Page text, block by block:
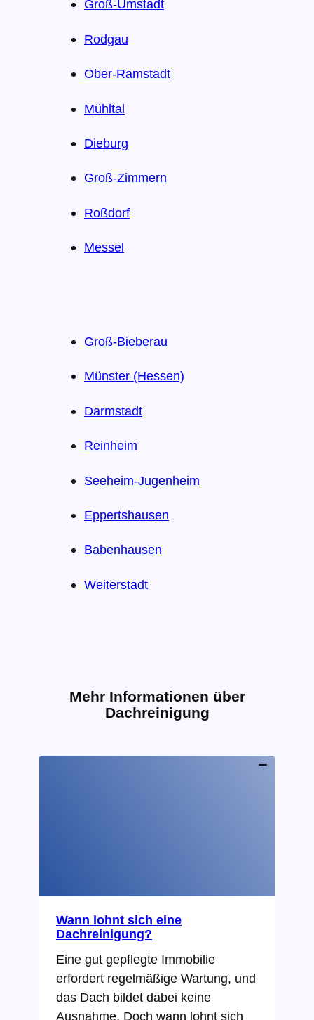
Groß-Umstadt
Rodgau
Ober-Ramstadt
Mühltal
Dieburg
Groß-Zimmern
Roßdorf
Messel
Groß-Bieberau
Münster (Hessen)
Darmstadt
Reinheim
Seeheim-Jugenheim
Eppertshausen
Babenhausen
Weiterstadt
Mehr Informationen über
Dachreinigung
Wann lohnt sich eine
Dachreinigung?
Eine gut gepflegte Immobilie
erfordert regelmäßige Wartung, und
das Dach bildet dabei keine
Ausnahme. Doch wann lohnt sich